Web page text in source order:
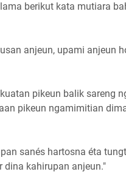
berikut kata mutiara
anjeun, upami anjeun
pikeun balik sareng
pikeun ngamimitian
sanés hartosna éta
dina kahirupan anjeun."